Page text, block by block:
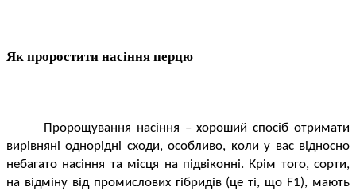
Як проростити насіння перцю
Пророщування насіння – хороший спосіб отримати
вирівняні однорідні сходи, особливо, коли у вас відносно
небагато насіння та місця на підвіконні. Крім того, сорти,
на відміну від промислових гібридів (це ті, що F1), мають